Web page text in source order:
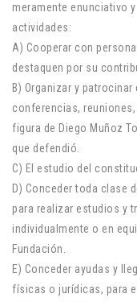
meramente enunciativo
actividades:
A) Cooperar con
destaquen por su
B) Organizar y
conferencias,
figura de Diego Muñoz
que defendió.
C) El estudio del
D) Conceder toda clase
para realizar estudios y
individualmente o en
Fundación.
E) Conceder ayudas y
físicas o jurídicas, para